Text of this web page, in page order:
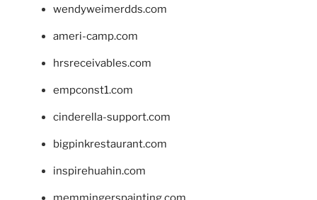
wendyweimerdds.com
ameri-camp.com
hrsreceivables.com
empconst1.com
cinderella-support.com
bigpinkrestaurant.com
inspirehuahin.com